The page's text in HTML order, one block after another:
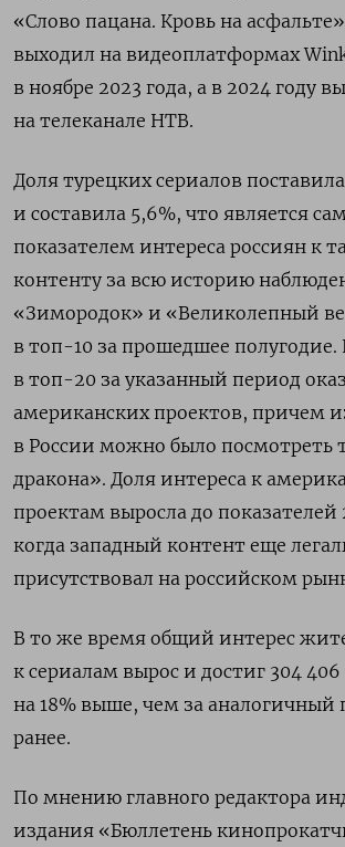
«Слово пацана. Кровь на
выходил на видеоплатформах
в ноябре 2023 года, а в 2024 году
на телеканале НТВ.
Доля турецких сериалов
и составила 5,6%, что является
показателем интереса россиян к
контенту за всю историю
«Зимородок» и «Великолепный
в топ-10 за прошедшее
в топ-20 за указанный период
американских проектов, причем
в России можно было посмотреть
дракона». Доля интереса к
проектам выросла до показателей
когда западный контент еще
присутствовал на российском
В то же время общий интерес
к сериалам вырос и достиг 304 406
на 18% выше, чем за аналогичный
ранее.
По мнению главного редактора
издания «Бюллетень